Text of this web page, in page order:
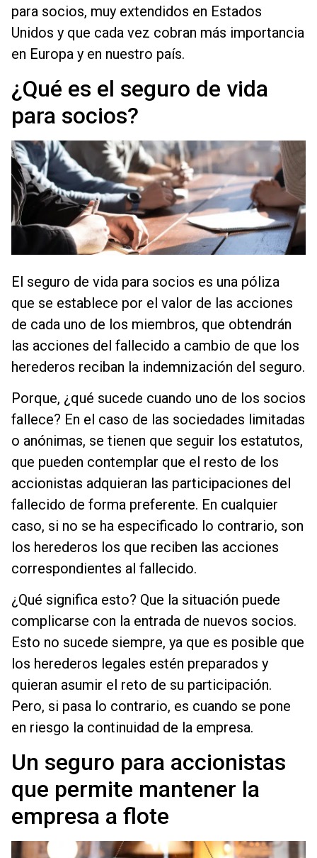
para socios, muy extendidos en Estados
Unidos y que cada vez cobran más importancia
en Europa y en nuestro país.
¿Qué es el seguro de vida
para socios?
El seguro de vida para socios es una póliza
que se establece por el valor de las acciones
de cada uno de los miembros, que obtendrán
las acciones del fallecido a cambio de que los
herederos reciban la indemnización del seguro.
Porque, ¿qué sucede cuando uno de los socios
fallece? En el caso de las sociedades limitadas
o anónimas, se tienen que seguir los estatutos,
que pueden contemplar que el resto de los
accionistas adquieran las participaciones del
fallecido de forma preferente. En cualquier
caso, si no se ha especificado lo contrario, son
los herederos los que reciben las acciones
correspondientes al fallecido.
¿Qué significa esto? Que la situación puede
complicarse con la entrada de nuevos socios.
Esto no sucede siempre, ya que es posible que
los herederos legales estén preparados y
quieran asumir el reto de su participación.
Pero, si pasa lo contrario, es cuando se pone
en riesgo la continuidad de la empresa.
Un seguro para accionistas
que permite mantener la
empresa a flote